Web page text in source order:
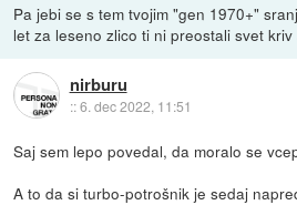
Pa jebi se s tem tvojim "gen 1970+"
let za leseno zlico ti ni preostali svet
nirburu
::6. dec 2022, 11:51
Saj sem lepo povedal, da moralo se
A to da si turbo-potrošnik je sedaj